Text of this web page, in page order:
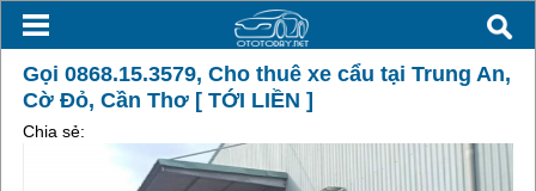
Gọi 0868.15.3579, Cho thuê xe cẩu tại Trung An,
Cờ Đỏ, Cần Thơ [ TỚI LIỀN ]
Chia sẻ: